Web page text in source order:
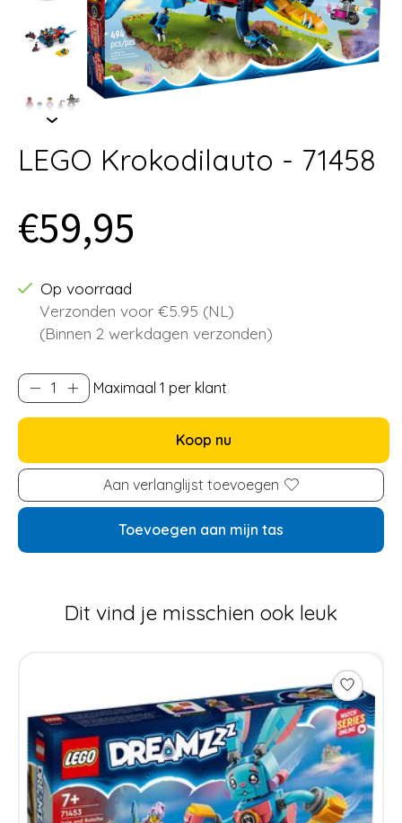
LEGO Krokodilauto - 71458
€59,95
Op voorraad
Verzonden voor €5.95 (NL)
(Binnen 2 werkdagen verzonden)
Maximaal 1 per klant
Koop nu
Aan verlanglijst toevoegen
Toevoegen aan mijn tas
Dit vind je misschien ook leuk